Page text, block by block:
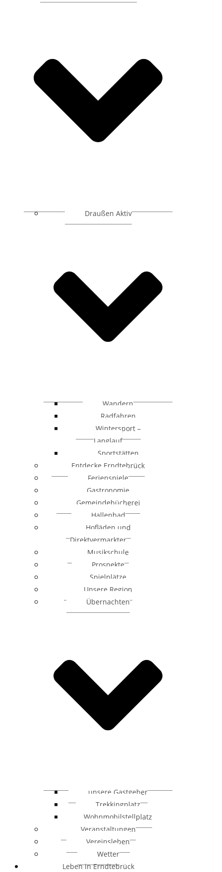
Draußen Aktiv
Wandern
Radfahren
Wintersport –
Langlauf
Sportstätten
Entdecke Erndtebrück
Ferienspiele
Gastronomie
Gemeindebücherei
Hallenbad
Hofläden und
Direktvermarkter
Musikschule
Prospekte
Spielplätze
Unsere Region
Übernachten
unsere Gastgeber
Trekkingplatz
Wohnmobilstellplatz
Veranstaltungen
Vereinsleben
Wetter
Leben in Erndtebrück